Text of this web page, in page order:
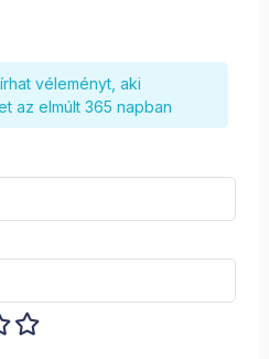
véleményt, aki
az elmúlt 365 napban